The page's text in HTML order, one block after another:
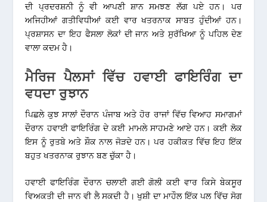
ਦੀ ਪ੍ਰਦਰਸ਼ਨੀ ਨੂੰ ਵੀ ਆਪਣੀ ਸ਼ਾਨ ਸਮਝਣ ਲੱਗ ਪਏ ਹਨ। ਪਰ
ਅਜਿਹੀਆਂ ਗਤੀਵਿਧੀਆਂ ਕਈ ਵਾਰ ਖਤਰਨਾਕ ਸਾਬਤ ਹੁੰਦੀਆਂ ਹਨ।
ਪ੍ਰਸ਼ਾਸਨ ਦਾ ਇਹ ਫੈਸਲਾ ਲੋਕਾਂ ਦੀ ਜਾਨ ਅਤੇ ਸੁਰੱਖਿਆ ਨੂੰ ਪਹਿਲ ਦੇਣ
ਵਾਲਾ ਕਦਮ ਹੈ।
ਮੈਰਿਜ ਪੈਲਸਾਂ ਵਿੱਚ ਹਵਾਈ ਫਾਇਰਿੰਗ ਦਾ
ਵਧਦਾ ਰੁਝਾਨ
ਪਿਛਲੇ ਕੁਝ ਸਾਲਾਂ ਦੌਰਾਨ ਪੰਜਾਬ ਅਤੇ ਹੋਰ ਰਾਜਾਂ ਵਿੱਚ ਵਿਆਹ ਸਮਾਗਮਾਂ
ਦੌਰਾਨ ਹਵਾਈ ਫਾਇਰਿੰਗ ਦੇ ਕਈ ਮਾਮਲੇ ਸਾਹਮਣੇ ਆਏ ਹਨ। ਕਈ ਲੋਕ
ਇਸ ਨੂੰ ਰੁਤਬੇ ਅਤੇ ਸ਼ੌਕ ਨਾਲ ਜੋੜਦੇ ਹਨ। ਪਰ ਹਕੀਕਤ ਵਿੱਚ ਇਹ ਇੱਕ
ਬਹੁਤ ਖਤਰਨਾਕ ਰੁਝਾਨ ਬਣ ਚੁੱਕਾ ਹੈ।
ਹਵਾਈ ਫਾਇਰਿੰਗ ਦੌਰਾਨ ਚਲਾਈ ਗਈ ਗੋਲੀ ਕਈ ਵਾਰ ਕਿਸੇ ਬੇਕਸੂਰ
ਵਿਅਕਤੀ ਦੀ ਜਾਨ ਵੀ ਲੈ ਸਕਦੀ ਹੈ। ਖੁਸ਼ੀ ਦਾ ਮਾਹੌਲ ਇੱਕ ਪਲ ਵਿੱਚ ਸੋਗ